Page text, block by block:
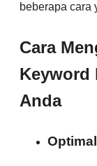
beberapa cara
Cara
Keyword
Anda